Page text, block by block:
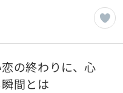
の終わりに、心
間とは